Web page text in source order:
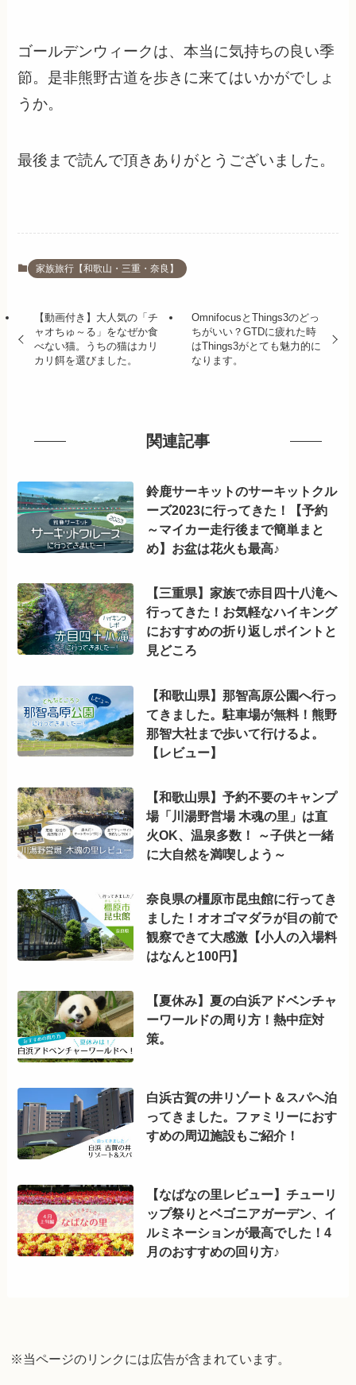
ゴールデンウィークは、本当に気持ちの良い季
節。是非熊野古道を歩きに来てはいかがでしょ
うか。
最後まで読んで頂きありがとうございました。
家族旅行【和歌山・三重・奈良】
【動画付き】大人気の「チ
ャオちゅ～る」をなぜか食
べない猫。うちの猫はカリ
カリ餌を選びました。
OmnifocusとThings3のどっ
ちがいい？GTDに疲れた時
はThings3がとても魅力的に
なります。
関連記事
鈴鹿サーキットのサーキットクル
ーズ2023に行ってきた！【予約
～マイカー走行後まで簡単まと
め】お盆は花火も最高♪
【三重県】家族で赤目四十八滝へ
行ってきた！お気軽なハイキング
におすすめの折り返しポイントと
見どころ
【和歌山県】那智高原公園へ行っ
てきました。駐車場が無料！熊野
那智大社まで歩いて行けるよ。
【レビュー】
【和歌山県】予約不要のキャンプ
場「川湯野営場 木魂の里」は直
火OK、温泉多数！ ～子供と一緒
に大自然を満喫しよう～
奈良県の橿原市昆虫館に行ってき
ました！オオゴマダラが目の前で
観察できて大感激【小人の入場料
はなんと100円】
【夏休み】夏の白浜アドベンチャ
ーワールドの周り方！熱中症対
策。
白浜古賀の井リゾート＆スパへ泊
ってきました。ファミリーにおす
すめの周辺施設もご紹介！
【なばなの里レビュー】チューリ
ップ祭りとベゴニアガーデン、イ
ルミネーションが最高でした！4
月のおすすめの回り方♪
※当ページのリンクには広告が含まれています。